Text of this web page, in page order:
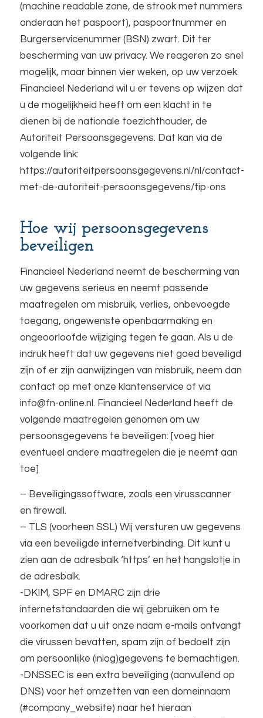
(machine readable zone, de strook met nummers
onderaan het paspoort), paspoortnummer en
Burgerservicenummer (BSN) zwart. Dit ter
bescherming van uw privacy. We reageren zo snel
mogelijk, maar binnen vier weken, op uw verzoek.
Financieel Nederland wil u er tevens op wijzen dat
u de mogelijkheid heeft om een klacht in te
dienen bij de nationale toezichthouder, de
Autoriteit Persoonsgegevens. Dat kan via de
volgende link:
https://autoriteitpersoonsgegevens.nl/nl/contact-
met-de-autoriteit-persoonsgegevens/tip-ons
Hoe wij persoonsgegevens
beveiligen
Financieel Nederland neemt de bescherming van
uw gegevens serieus en neemt passende
maatregelen om misbruik, verlies, onbevoegde
toegang, ongewenste openbaarmaking en
ongeoorloofde wijziging tegen te gaan. Als u de
indruk heeft dat uw gegevens niet goed beveiligd
zijn of er zijn aanwijzingen van misbruik, neem dan
contact op met onze klantenservice of via
info@fn-online.nl. Financieel Nederland heeft de
volgende maatregelen genomen om uw
persoonsgegevens te beveiligen: [voeg hier
eventueel andere maatregelen die je neemt aan
toe]
– Beveiligingssoftware, zoals een virusscanner
en firewall.
– TLS (voorheen SSL) Wij versturen uw gegevens
via een beveiligde internetverbinding. Dit kunt u
zien aan de adresbalk ‘https’ en het hangslotje in
de adresbalk.
-DKIM, SPF en DMARC zijn drie
internetstandaarden die wij gebruiken om te
voorkomen dat u uit onze naam e-mails ontvangt
die virussen bevatten, spam zijn of bedoelt zijn
om persoonlijke (inlog)gegevens te bemachtigen.
-DNSSEC is een extra beveiliging (aanvullend op
DNS) voor het omzetten van een domeinnaam
(#company_website) naar het hieraan